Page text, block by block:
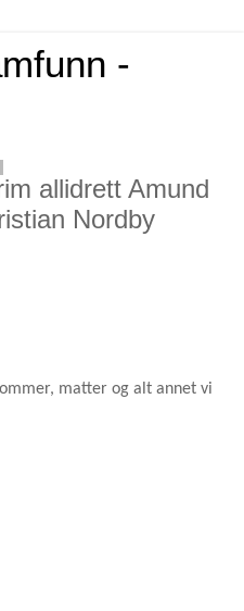
-
allidrett Amund
Nordby
matter og alt annet vi